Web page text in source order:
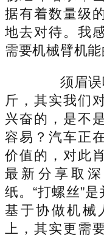
据有着数量级
地去对待。我
需要机械臂机能
须眉误
斤，其实我们
兴奋的，是不
容易？汽车正
价值的，对此
最新分享取
纸。“打螺丝”
基于协做机械
上，其实更需